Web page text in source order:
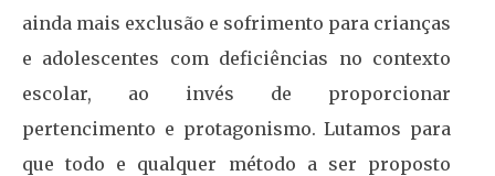
ainda mais exclusão e sofrimento para crianças
e adolescentes com deficiências no contexto
escolar, ao invés de proporcionar
pertencimento e protagonismo. Lutamos para
que todo e qualquer método a ser proposto